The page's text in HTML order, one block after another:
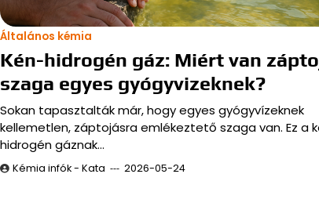
Általános kémia
Kén-hidrogén gáz: Miért van
szaga egyes gyógyvizeknek?
Sokan tapasztalták már, hogy egyes gyógyvízeknek
kellemetlen, záptojásra emlékeztető szaga van. Ez a
hidrogén gáznak…
Kémia infók - Kata 2026-05-24